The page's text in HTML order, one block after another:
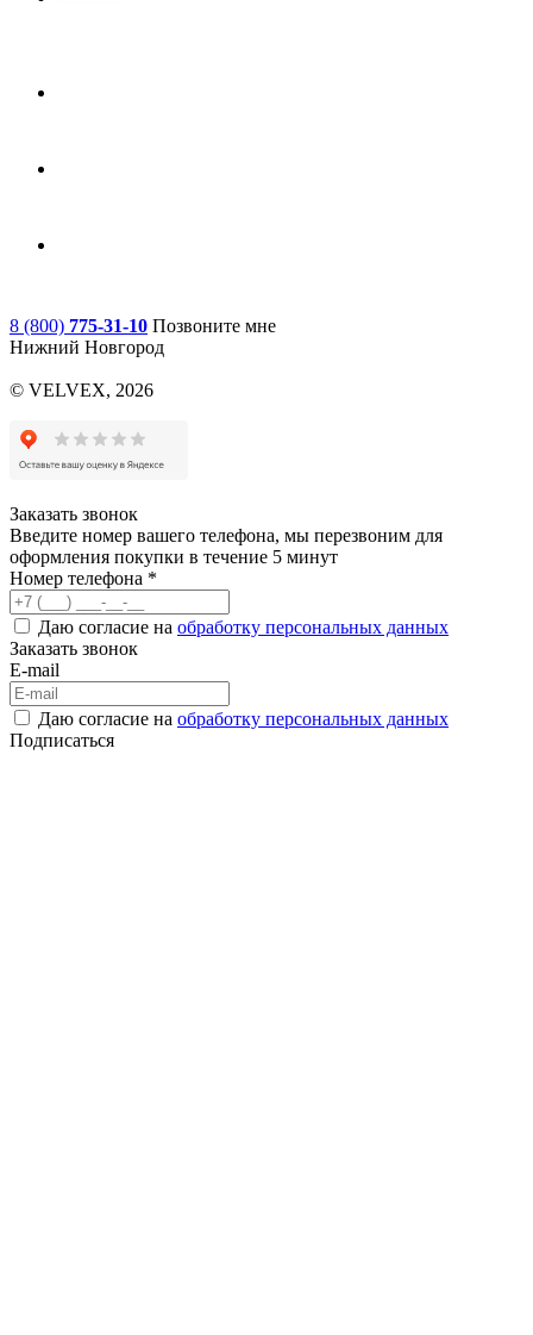
8 (800) 775-31-10 Позвоните мне
Нижний Новгород
© VELVEX, 2026
Заказать звонок
Введите номер вашего телефона, мы перезвоним для
оформления покупки в течение 5 минут
Номер телефона *
Даю согласие на обработку персональных данных
Заказать звонок
E-mail
Даю согласие на обработку персональных данных
Подписаться